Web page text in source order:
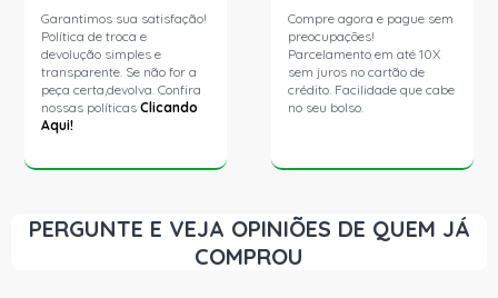
Garantimos sua satisfação!
Política de troca e
devolução simples e
transparente. Se não for a
peça certa,devolva. Confira
nossas políticasClicando
Aqui!
Compre agora e pague sem
preocupações!
Parcelamento em até 10X
sem juros no cartão de
crédito. Facilidade que cabe
no seu bolso.
PERGUNTE E VEJA OPINIÕES DE QUEM JÁ
COMPROU